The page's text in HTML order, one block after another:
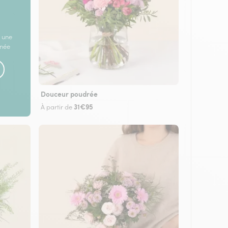
Douceur poudrée
À partir de 31€95